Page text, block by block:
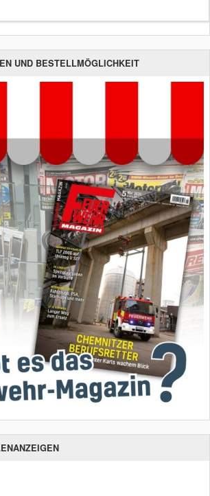
UND BESTELLMÖGLICHKEIT